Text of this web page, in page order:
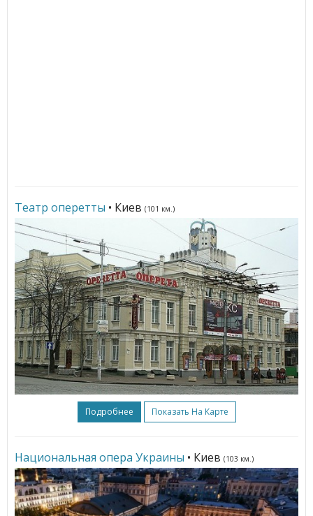
Театр оперетты • Киев (101 км.)
Подробнее Показать На Карте
Национальная опера Украины • Киев (103 км.)